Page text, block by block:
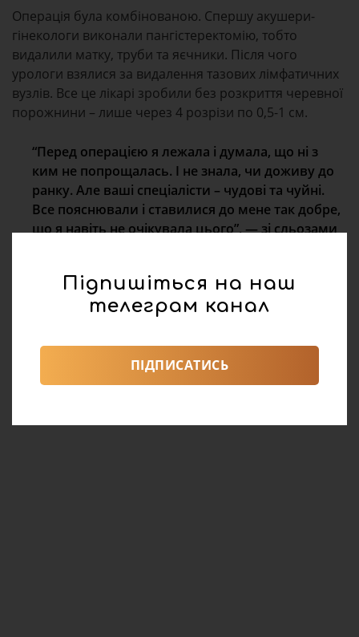
Операція була комбінованою. Спершу акушери-
гінекологи виконали пангістеректомію, тобто
видалили матку, труби та яєчники. Після чого
урологи взялися за видалення тазових лімфатичних
вузлів. Все це лікарі зробили без розкриття черевної
порожнини – лише через 4 розрізи по 0,5-1 см.
“Перед операцією я лежала і думала, що ні з
ким не попрощалась. І не знала, чи доживу до
ранку. Але ваші спеціалісти – чудові та чуйні.
Все пояснювали і ставилися до мене так добре,
що я навіть не очікувала цього”, — зі сльозами
Завдяки тому, що медики виконали операцію у
найменш травматичний для пацієнтки спосіб, вже на
призначать курс променевої терапії, після
проходження якого на жінку чекає реабілітація.
Підпишіться на наш
телеграм канал
ПІДПИСАТИСЬ